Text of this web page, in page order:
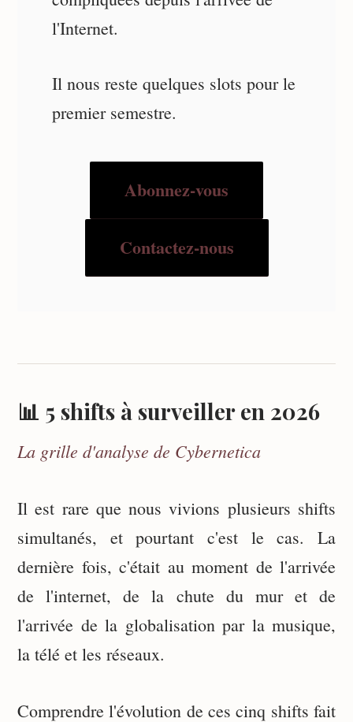
l'Internet.
Il nous reste quelques slots pour le
premier semestre.
Abonnez-vous
Contactez-nous
📊 5 shifts à surveiller en 2026
La grille d'analyse de Cybernetica
Il est rare que nous vivions plusieurs shifts
simultanés, et pourtant c'est le cas. La
dernière fois, c'était au moment de l'arrivée
de l'internet, de la chute du mur et de
l'arrivée de la globalisation par la musique,
la télé et les réseaux.
Comprendre l'évolution de ces cinq shifts fait